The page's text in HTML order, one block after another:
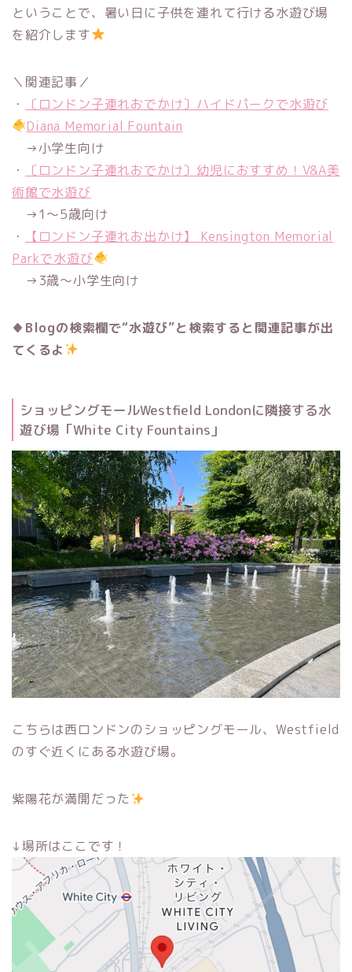
ということで、暑い日に子供を連れて行ける水遊び場
を紹介します
＼関連記事／
・
〔ロンドン子連れおでかけ〕ハイドパークで水遊び
Diana Memorial Fountain
→小学生向け
・
〔ロンドン子連れおでかけ〕幼児におすすめ！V&A美
術館で水遊び
→1〜5歳向け
・
【ロンドン子連れお出かけ】 Kensington Memorial
Parkで水遊び
→3歳〜小学生向け
♦︎Blogの検索欄で“水遊び”と検索すると関連記事が出
てくるよ
ショッピングモールWestfield Londonに隣接する水
遊び場「White City Fountains」
こちらは西ロンドンのショッピングモール、Westfield
のすぐ近くにある水遊び場。
紫陽花が満開だった
↓場所はここです！